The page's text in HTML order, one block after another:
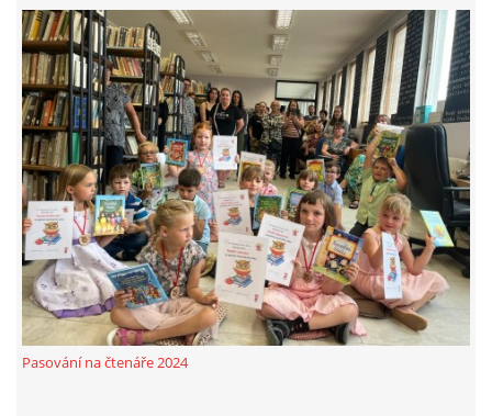
FREE WIFI
VÝZNAČNÍ RODÁCI
FOTOALBUM
PODĚKOVÁNÍ
NAPSALI O NÁS....
SLUŽBY
Pasování na čtenáře 2024